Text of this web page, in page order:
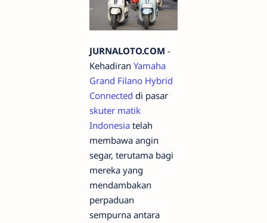
JURNALOTO.COM -
Kehadiran Yamaha
Grand Filano Hybrid
Connected di pasar
skuter matik
Indonesia telah
membawa angin
segar, terutama bagi
mereka yang
mendambakan
perpaduan
sempurna antara